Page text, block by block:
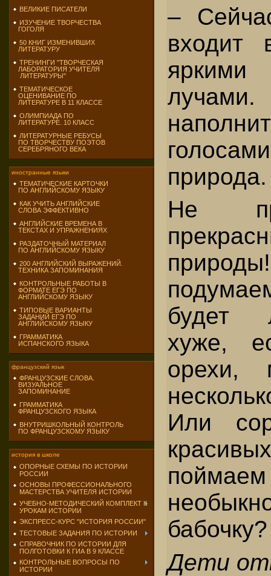
ВЕЛИКИЕ ПИСАТЕЛИ
ИЗУЧЕНИЕ ТВОРЧЕСТВА
ГОГОЛЯ
50 КНИГ ИЗМЕНИВШИХ
ЛИТЕРАТУРУ
ТРЕНИНГИ "ТВОРЧЕСКАЯ
ЛАБОРАТОРИЯ УЧИТЕЛЯ
ЛИТЕРАТУРЫ"
ТЕМАТИЧЕСКОЕ
ОЦЕНИВАНИЕ ПО
ЛИТЕРАТУРЕ В 11 КЛАССЕ
ОЛИМПИАДА ПО
ЛИТЕРАТУРЕ. 10 КЛАСС
ЛИТЕРАТУРНЫЕ РЕБУСЫ
ПО ТВОРЧЕСТВУ ПОЭТОВ
СЕРЕБРЯНОГО ВЕКА
иностранные языки
ТЕМАТИЧЕСКИЕ КАРТОЧКИ
ПО АНГЛИЙСКОМУ ЯЗЫКУ
КАК УЧИТЬ АНГЛИЙСКИЕ
СЛОВА ЭФФЕКТИВНО
АНГЛИЙСКИЕ ВРЕМЕНА В
ТЕКСТАХ И УПРАЖНЕНИЯХ
РАЗДАТОЧНЫЙ МАТЕРИАЛ
ПО АНГЛИЙСКОМУ ЯЗЫКУ
200 АНГЛИЙСКИЙ ВЫРАЖЕНИЙ.
ТЕХНИКА ЗАПОМИНАНИЯ
КОНТРОЛЬНЫЕ РАБОТЫ В
ФОРМАТЕ ЕГЭ ПО
АНГЛИЙСКОМУ ЯЗЫКУ
ТИПОВЫЕ ВАРИАНТЫ
ЗАДАНИЙ ЕГЭ ПО
АНГЛИЙСКОМУ ЯЗЫКУ
ГРАММАТИКА
ИСПАНСКОГО ЯЗЫКА
французский язык
ФРАНЦУЗСКИЕ СЛОВА.
ВИЗУАЛЬНОЕ
ЗАПОМИНАНИЕ
ГРАММАТИКА
ФРАНЦУЗСКОГО ЯЗЫКА
ВНУТРИШКОЛЬНЫЙ КОНТРОЛЬ
ПО ФРАНЦУЗСКОМУ ЯЗЫКУ
история в школе
ОПОРНЫЕ СХЕМЫ ПО ИСТОРИИ
РОССИИ
ОСНОВЫ ПРОФЕССИОНАЛЬНОГО
МАСТЕРСТВА УЧИТЕЛЯ ИСТОРИИ
УЧЕБНО-МЕТОДИЧЕСКИЙ КОМПЛЕКТ К
УРОКАМ ИСТОРИИ
ЭКСПРЕСС-КУРС "ИСТОРИЯ РОССИИ"
ТЕСТОВЫЕ ЗАДАНИЯ ПО ИСТОРИИ
СПРАВОЧНИК ПО ИСТОРИИ ДЛЯ
ПОЛГОТОВКИ К ГИА В 9 КЛАССЕ
КОНТРОЛЬНЫЕ ВОПРОСЫ ПО
ИСТОРИИ
–
входит
яркими
природа.
Не
будет
хуже,
орехи,
Или
поймаем
бабочку?
Дети